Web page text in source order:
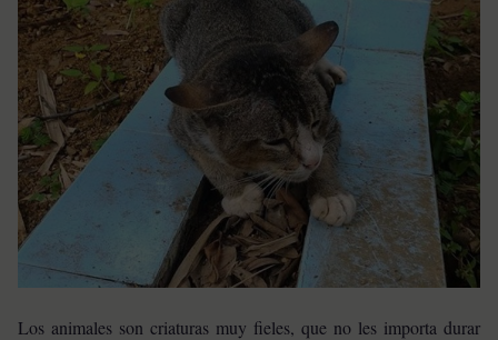
Los animales son criaturas muy fieles, que no les importa durar